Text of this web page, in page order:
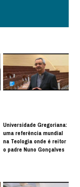
Universidade Gregoriana:
uma referência mundial
na Teologia onde é reitor
o padre Nuno Gonçalves